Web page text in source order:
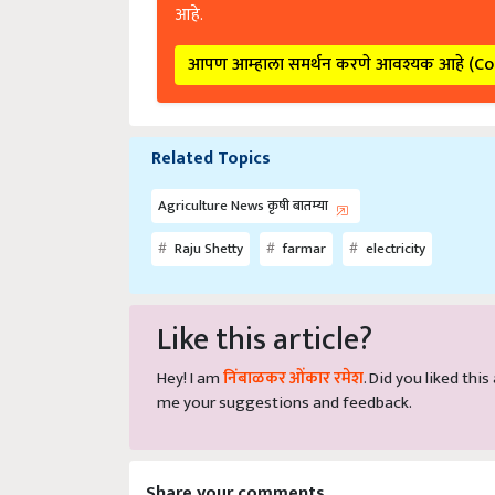
आहे.
आपण आम्हाला समर्थन करणे आवश्यक आहे
Related Topics
Agriculture News कृषी बातम्या
Raju Shetty
farmar electricity
Like this article?
Hey! I amनिंबाळकर ओंकार रमेश. Did you liked
me your suggestions and feedback.